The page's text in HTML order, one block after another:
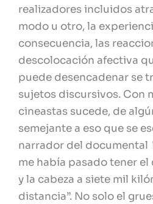
realizadores incluidos
modo u otro, la
consecuencia, las
descolocación afectiva
puede desencadenar se
sujetos discursivos. Con
cineastas sucede, de
semejante a eso que se
narrador del documental
me había pasado tener el
y la cabeza a siete mil
distancia”. No solo el